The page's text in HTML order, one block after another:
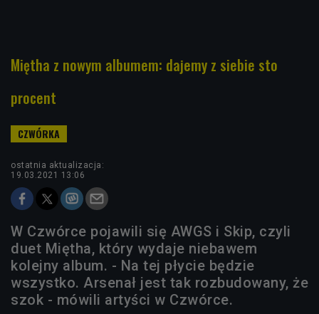
Miętha z nowym albumem: dajemy z siebie sto
procent
ostatnia aktualizacja:
19.03.2021 13:06
W Czwórce pojawili się AWGS i Skip, czyli
duet Miętha, który wydaje niebawem
kolejny album. - Na tej płycie będzie
wszystko. Arsenał jest tak rozbudowany, że
szok - mówili artyści w Czwórce.